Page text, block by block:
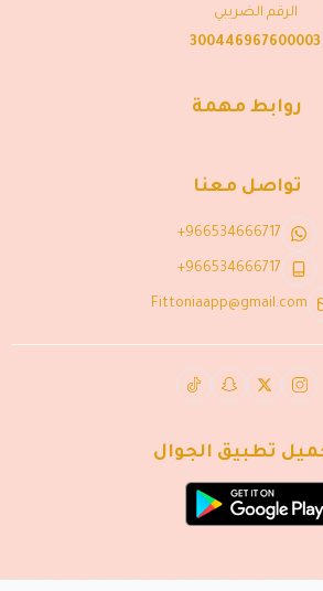
الرقم الضريبي
300446967600003
روابط مهمة
تواصل معنا
+966534666717
+966534666717
Fittoniaapp@gmail.com
تطبيق الجوال